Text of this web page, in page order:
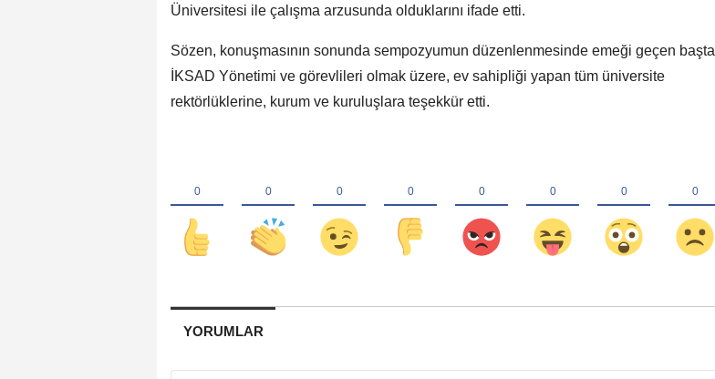
Üniversitesi ile çalışma arzusunda olduklarını ifade etti.
Sözen, konuşmasının sonunda sempozyumun düzenlenmesinde emeği geçen başta
İKSAD Yönetimi ve görevlileri olmak üzere, ev sahipliği yapan tüm üniversite
rektörlüklerine, kurum ve kuruluşlara teşekkür etti.
YORUMLAR